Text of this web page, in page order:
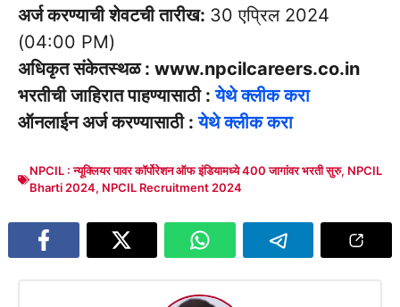
अर्ज करण्याची शेवटची तारीख: 30 एप्रिल 2024
(04:00 PM)
अधिकृत संकेतस्थळ : www.npcilcareers.co.in
भरतीची जाहिरात पाहण्यासाठी :येथे क्लीक करा
ऑनलाईन अर्ज करण्यासाठी :येथे क्लीक करा
NPCIL : न्यूक्लियर पावर कॉर्पोरेशन ऑफ इंडियामध्ये 400 जागांवर भरती सुरु, NPCIL
Bharti 2024, NPCIL Recruitment 2024